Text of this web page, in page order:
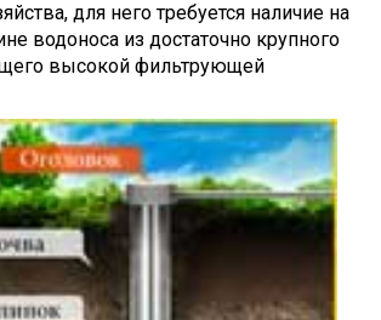
для него требуется наличие на
водоноса из достаточно крупного
высокой фильтрующей